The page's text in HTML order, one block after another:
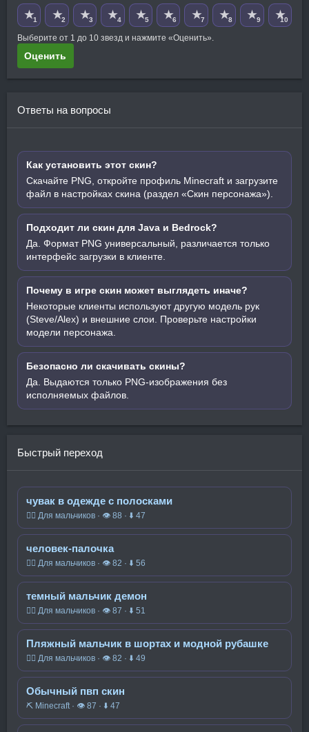
★1 ★2 ★3 ★4 ★5 ★6 ★7 ★8 ★9 ★10
Выберите от 1 до 10 звезд и нажмите «Оценить».
Оценить
Ответы на вопросы
Как установить этот скин?
Скачайте PNG, откройте профиль Minecraft и загрузите
файл в настройках скина (раздел «Скин персонажа»).
Подходит ли скин для Java и Bedrock?
Да. Формат PNG универсальный, различается только
интерфейс загрузки в клиенте.
Почему в игре скин может выглядеть иначе?
Некоторые клиенты используют другую модель рук
(Steve/Alex) и внешние слои. Проверьте настройки
модели персонажа.
Безопасно ли скачивать скины?
Да. Выдаются только PNG-изображения без
исполняемых файлов.
Быстрый переход
чувак в одежде с полосками
🧍‍♂️ Для мальчиков · 👁 88 · ⬇ 47
человек-палочка
🧍‍♂️ Для мальчиков · 👁 82 · ⬇ 56
темный мальчик демон
🧍‍♂️ Для мальчиков · 👁 87 · ⬇ 51
Пляжный мальчик в шортах и модной рубашке
🧍‍♂️ Для мальчиков · 👁 82 · ⬇ 49
Обычный пвп скин
⛏️ Minecraft · 👁 87 · ⬇ 47